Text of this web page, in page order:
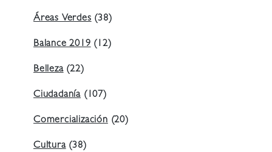
Áreas Verdes(38)
Balance 2019(12)
Belleza(22)
Ciudadanía (107)
Comercialización(20)
Cultura(38)